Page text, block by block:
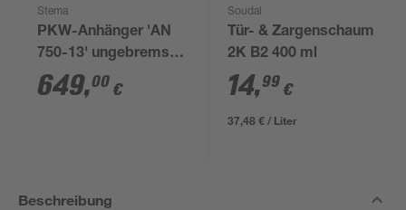
Stema
PKW-Anhänger 'AN
750-13' ungebremst
201 x 108 cm 750 kg
649,00 €
Soudal
Tür- & Zargenschaum
2K B2 400 ml
14,99 €
37,48 € / Liter
Beschreibung